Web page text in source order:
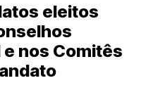
eleitos
nos Comitês